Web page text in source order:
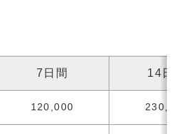
7日間 14日
120,000